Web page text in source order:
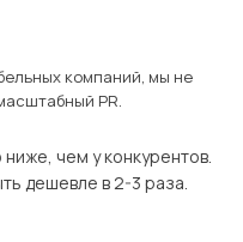
компаний, мы не
PR.
чем у конкурентов.
дешевле в 2-3 раза.